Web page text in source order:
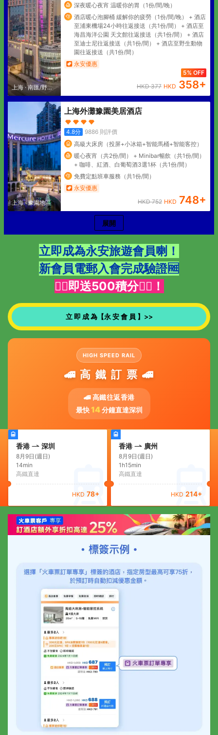
上海 ·南匯/野生
動物園
深夜暖心夜宵 温暖你的胃（1份/間/晚）
酒店暖心泡腳桶 緩解你的疲勞（1份/間/晚） + 酒店
至浦東機場24小時往返接送（共1份/間） + 酒店至
海昌海洋公園 天文館往返接送（共1份/間） + 酒店
至迪士尼往返接送（共1份/間） + 酒店至野生動物
園往返接送（共1份/間）
永安優惠
5% OFF
HKD377 HKD 358+
上海·豫園地區
上海外灘豫園美居酒店
4.8分 9886則評價
高級大床房（投屏+小冰箱+智能馬桶+智能客控）
暖心夜宵（共2份/間） + Minibar暢飲（共1份/間）
+ 咖啡、紅酒、白葡萄酒3選1杯（共1份/間）
免費定點班車服務（共1份/間）
永安優惠
HKD752 HKD 748+
展開
立即成為永安旅遊會員喇！
新會員電郵入會完成驗證🆓
👇🏻即送500積分👇🏻！
立 即 成 為【永 安 會 員 】>>
HIGH SPEED RAIL
🚄 高 鐵 訂 票 🚄
🚄 高鐵往返香港
最快 14分鐘直達深圳
香港 深圳
8月9日(週日)
14min
高鐵直達
HKD 78+
香港 廣州
8月9日(週日)
1h15min
高鐵直達
HKD 214+